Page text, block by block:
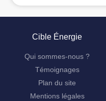
Cible Énergie
Qui sommes-nous ?
Témoignages
Plan du site
Mentions légales